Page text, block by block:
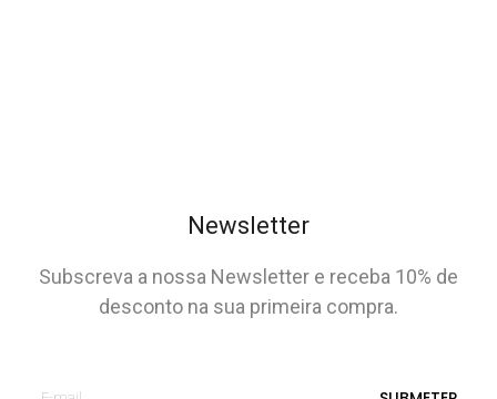
Newsletter
Subscreva a nossa Newsletter e receba 10% de
desconto na sua primeira compra.